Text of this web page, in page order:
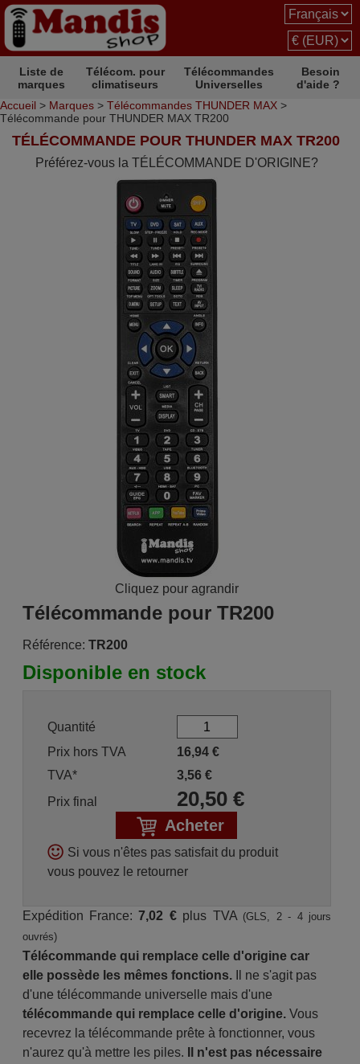
Liste de
marques
Télécom. pour
climatiseurs
Télécommandes
Universelles
Besoin
d'aide ?
Accueil > Marques > Télécommandes THUNDER MAX >
Télécommande pour THUNDER MAX TR200
TÉLÉCOMMANDE POUR THUNDER MAX TR200
Préférez-vous la TÉLÉCOMMANDE D'ORIGINE?
Cliquez pour agrandir
Télécommande pour TR200
Référence: TR200
Disponible en stock
Quantité
Prix hors TVA
16,94€
TVA*
3,56€
Prix final
20,50€
Acheter
Si vous n'êtes pas satisfait du produit
vous pouvez le retourner
Expédition France:7,02 €plus TVA (GLS, 2 - 4 jours
ouvrés)
Télécommande qui remplace celle d'origine car
elle possède les mêmes fonctions.Il ne s'agit pas
d'une télécommande universelle mais d'une
télécommande qui remplace celle d'origine.Vous
recevrez la télécommande prête à fonctionner, vous
n'aurez qu'à mettre les piles.
Il n'est pas nécessaire